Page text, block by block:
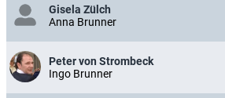
Gisela Zülch
Anna Brunner
Peter von Strombeck
Ingo Brunner